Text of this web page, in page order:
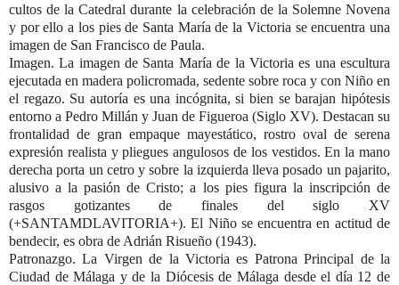
cultos de la Catedral durante la celebración de la Solemne Novena
y por ello a los pies de Santa María de la Victoria se encuentra una
imagen de San Francisco de Paula.
Imagen.La imagen de Santa María de la Victoria es una escultura
ejecutada en madera policromada, sedente sobre roca y con Niño en
el regazo. Su autoría es una incógnita, si bien se barajan hipótesis
entorno a Pedro Millán y Juan de Figueroa (Siglo XV). Destacan su
frontalidad de gran empaque mayestático, rostro oval de serena
expresión realista y pliegues angulosos de los vestidos. En la mano
derecha porta un cetro y sobre la izquierda lleva posado un pajarito,
alusivo a la pasión de Cristo; a los pies figura la inscripción de
rasgos gotizantes de finales del siglo XV
(+SANTAMDLAVITORIA+). El Niño se encuentra en actitud de
bendecir, es obra de Adrián Risueño (1943).
Patronazgo.La Virgen de la Victoria es Patrona Principal de la
Ciudad de Málaga y de la Diócesis de Málaga desde el día 12 de